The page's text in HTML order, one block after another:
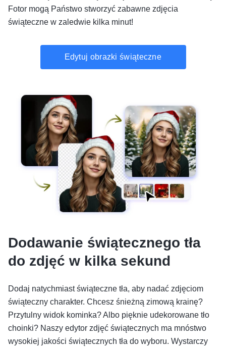
Fotor mogą Państwo stworzyć zabawne zdjęcia
świąteczne w zaledwie kilka minut!
Edytuj obrazki świąteczne
Dodawanie świątecznego tła
do zdjęć w kilka sekund
Dodaj natychmiast świąteczne tła, aby nadać zdjęciom
świąteczny charakter. Chcesz śnieżną zimową krainę?
Przytulny widok kominka? Albo pięknie udekorowane tło
choinki? Naszy edytor zdjęć świątecznych ma mnóstwo
wysokiej jakości świątecznych tła do wyboru. Wystarczy